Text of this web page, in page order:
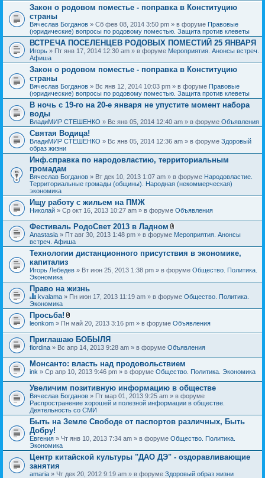
Закон о родовом поместье - поправка в Конституцию
страны
Вячеслав Богданов » Сб фев 08, 2014 3:50 pm » в форуме Правовые
(юридические) вопросы по родовому поместью. Защита против клеветы
ВСТРЕЧА ПОСЕЛЕНЦЕВ РОДОВЫХ ПОМЕСТИЙ 25 ЯНВАРЯ
Игорь » Пт янв 17, 2014 12:30 am » в форуме Мероприятия. Анонсы встреч.
Афиша
Закон о родовом поместье - поправка в Конституцию
страны
Вячеслав Богданов » Вс янв 12, 2014 10:03 pm » в форуме Правовые
(юридические) вопросы по родовому поместью. Защита против клеветы
В ночь с 19-го на 20-е января не упустите момент набора
воды
ВладиМИР СТЕШЕНКО » Вс янв 05, 2014 12:40 am » в форуме Объявления
Святая Водица!
ВладиМИР СТЕШЕНКО » Вс янв 05, 2014 12:36 am » в форуме Здоровый
образ жизни
Инф.справка по народовластию, территориальным
громадам
Вячеслав Богданов » Вт дек 10, 2013 1:07 am » в форуме Народовластие.
Территориальные громады (общины). Народная (некоммерческая)
экономика
Ищу работу с жильем на ПМЖ
Николай » Ср окт 16, 2013 10:27 am » в форуме Объявления
Фестиваль РодоСвет 2013 в Ладном
В
о
ж
н
и
я
Anastasia » Пт авг 30, 2013 1:48 pm » в форуме Мероприятия. Анонсы
встреч. Афиша
Технологии дистанционного присутствия в экономике,
капитализ
Игорь Лебедев » Вт июн 25, 2013 1:38 pm » в форуме Общество. Политика.
Экономика
Право на жизнь
Д
а
н
н
я
т
е
м
а
с
о
д
е
р
ж
и
т
о
п
р
о
с
.
kvalama » Пн июн 17, 2013 11:19 am » в форуме Общество. Политика.
Экономика
Просьба!
В
о
ж
е
н
и
я
leonkom » Пн май 20, 2013 3:16 pm » в форуме Объявления
Приглашаю БОБЫЛЯ
fiordina » Вс апр 14, 2013 9:28 am » в форуме Объявления
Монсанто: власть над продовольствием
ink » Ср апр 10, 2013 9:46 pm » в форуме Общество. Политика. Экономика
Увеличим позитивную информацию в обществе
Вячеслав Богданов » Пт мар 01, 2013 9:25 am » в форуме
Распространение хорошей и полезной информации в обществе.
Деятельность со СМИ
Быть на Земле Свободе от паспортов различных, Быть
Добру!
Евгения » Чт янв 10, 2013 7:34 am » в форуме Общество. Политика.
Экономика
Центр китайской культуры "ДАО ДЭ" - оздоравливающие
занятия
amaria » Чт дек 20, 2012 9:19 am » в форуме Здоровый образ жизни